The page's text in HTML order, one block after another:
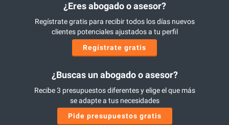
¿Eres abogado o asesor?
Regístrate gratis para recibir todos los días nuevos
clientes potenciales ajustados a tu perfil
Regístrate gratis
¿Buscas un abogado o asesor?
Recibe 3 presupuestos diferentes y elige el que más
se adapte a tus necesidades
Pide presupuestos gratis